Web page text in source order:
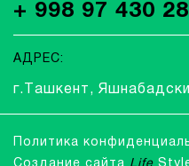
+ 998 97 430
АДРЕС:
г.Ташкент,
Политика